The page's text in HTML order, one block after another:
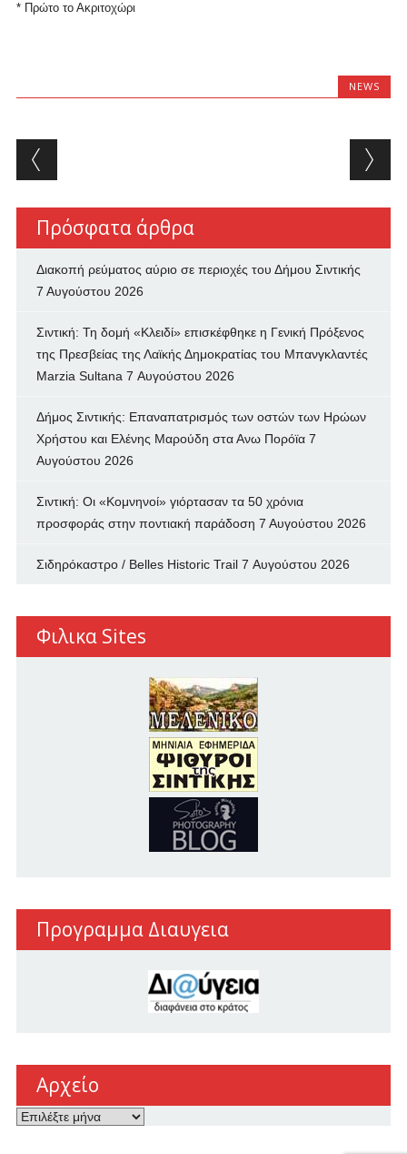
* Πρώτο το Ακριτοχώρι
NEWS
Post navigation
Πρόσφατα άρθρα
Διακοπή ρεύματος αύριο σε περιοχές του Δήμου Σιντικής
7 Αυγούστου 2026
Σιντική: Τη δομή «Κλειδί» επισκέφθηκε η Γενική Πρόξενος
της Πρεσβείας της Λαϊκής Δημοκρατίας του Μπανγκλαντές
Marzia Sultana 7 Αυγούστου 2026
Δήμος Σιντικής: Επαναπατρισμός των oστών των Ηρώων
Χρήστου και Ελένης Μαρούδη στα Ανω Πορόϊα 7
Αυγούστου 2026
Σιντική: Οι «Κομνηνοί» γιόρτασαν τα 50 χρόνια
προσφοράς στην ποντιακή παράδοση 7 Αυγούστου 2026
Σιδηρόκαστρο / Belles Historic Trail 7 Αυγούστου 2026
Φιλικα Sites
Προγραμμα Διαυγεια
Αρχείο
Αρχείο